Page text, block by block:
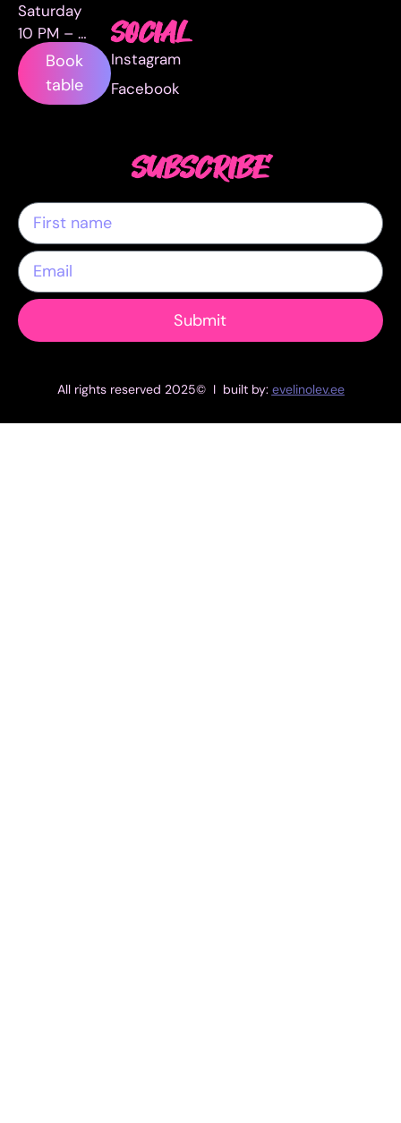
Saturday
10 PM – …
Book
table
SOCIAL
Instagram
Facebook
SUBSCRIBE
Submit
All rights reserved 2025© I built by: evelinolev.ee